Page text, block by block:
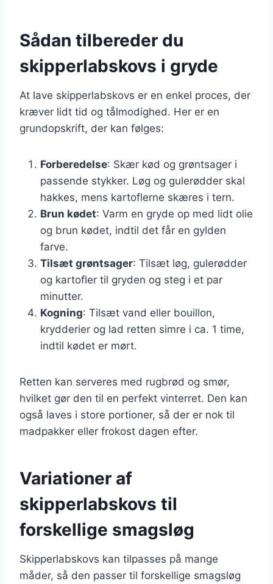
Sådan tilbereder du
skipperlabskovs i gryde
At lave skipperlabskovs er en enkel proces, der
kræver lidt tid og tålmodighed. Her er en
grundopskrift, der kan følges:
Forberedelse: Skær kød og grøntsager i
passende stykker. Løg og gulerødder skal
hakkes, mens kartoflerne skæres i tern.
Brun kødet: Varm en gryde op med lidt olie
og brun kødet, indtil det får en gylden
farve.
Tilsæt grøntsager: Tilsæt løg, gulerødder
og kartofler til gryden og steg i et par
minutter.
Kogning: Tilsæt vand eller bouillon,
krydderier og lad retten simre i ca. 1 time,
indtil kødet er mørt.
Retten kan serveres med rugbrød og smør,
hvilket gør den til en perfekt vinterret. Den kan
også laves i store portioner, så der er nok til
madpakker eller frokost dagen efter.
Variationer af
skipperlabskovs til
forskellige smagsløg
Skipperlabskovs kan tilpasses på mange
måder, så den passer til forskellige smagsløg